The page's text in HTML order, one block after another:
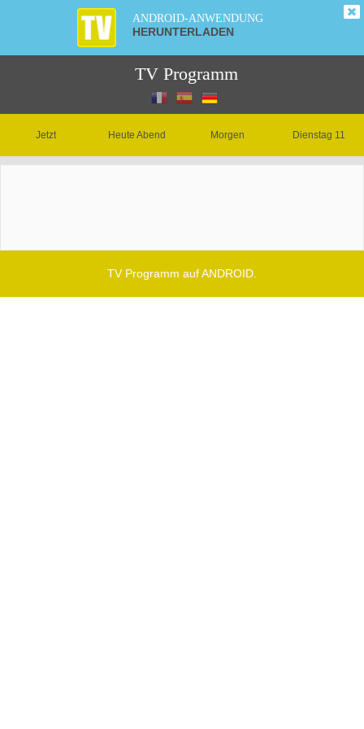
ANDROID-ANWENDUNG
HERUNTERLADEN
TV Programm
Jetzt Heute Abend Morgen Dienstag 11
TV Programm auf ANDROID.